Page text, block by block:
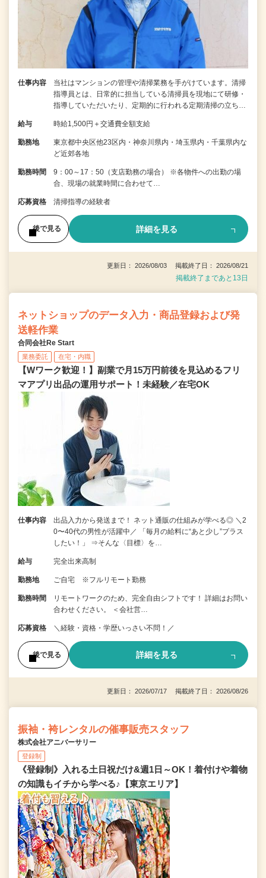
仕事内容
当社はマンションの管理や清掃業務を手がけています。清掃
指導員とは、日常的に担当している清掃員を現地にて研修・
指導していただいたり、定期的に行われる定期清掃の立ち…
給与 時給1,500円＋交通費全額支給
勤務地
東京都中央区他23区内・神奈川県内・埼玉県内・千葉県内な
ど近郊各地
勤務時間
9：00～17：50（支店勤務の場合） ※各物件への出勤の場
合、現場の就業時間に合わせて…
応募資格 清掃指導の経験者
後で見る 詳細を見る
更新日： 2026/08/03 掲載終了日： 2026/08/21
掲載終了まであと13日
ネットショップのデータ入力・商品登録および発
送軽作業
合同会社Re Start
業務委託 在宅・内職
【Wワーク歓迎！】副業で月15万円前後を見込めるフリ
マアプリ出品の運用サポート！未経験／在宅OK
仕事内容
出品入力から発送まで！ ネット通販の仕組みが学べる◎ ＼2
0〜40代の男性が活躍中／ 「毎月の給料に“あと少し”プラス
したい！」 ⇒そんな〈目標〉を…
給与 完全出来高制
勤務地 ご自宅 ※フルリモート勤務
勤務時間
リモートワークのため、完全自由シフトです！ 詳細はお問い
合わせください。 ＜会社営…
応募資格 ＼経験・資格・学歴いっさい不問！／
後で見る 詳細を見る
更新日： 2026/07/17 掲載終了日： 2026/08/26
振袖・袴レンタルの催事販売スタッフ
株式会社アニバーサリー
登録制
《登録制》入れる土日祝だけ&週1日～OK！着付けや着物
の知識もイチから学べる♪【東京エリア】